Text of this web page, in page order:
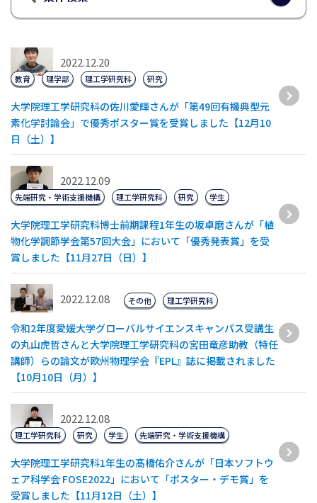
2022.12.20
大学院理工学研究科の佐川愛輝さんが「第49回有機典型元
素化学討論会」で優秀ポスター賞を受賞しました【12月10
日（土）】
教育 理学部 理工学研究科 研究
2022.12.09
大学院理工学研究科博士前期課程1年生の坂卓磨さんが「植
物化学調節学会第57回大会」において「優秀発表賞」を受
賞しました【11月27日（日）】
先端研究・学術支援機構 理工学研究科 研究 学生
2022.12.08
令和2年度愛媛大学グローバルサイエンスキャンパス受講生
の丸山虎哲さんと大学院理工学研究科の宮田竜彦助教（特任
講師）らの論文が欧州物理学会『EPL』誌に掲載されました
【10月10日（月）】
その他 理工学研究科
2022.12.08
大学院理工学研究科1年生の髙橋佑介さんが「日本ソフトウ
ェア科学会 FOSE2022」において「ポスター・デモ賞」を
受賞しました【11月12日（土）】
理工学研究科 研究 学生 先端研究・学術支援機構